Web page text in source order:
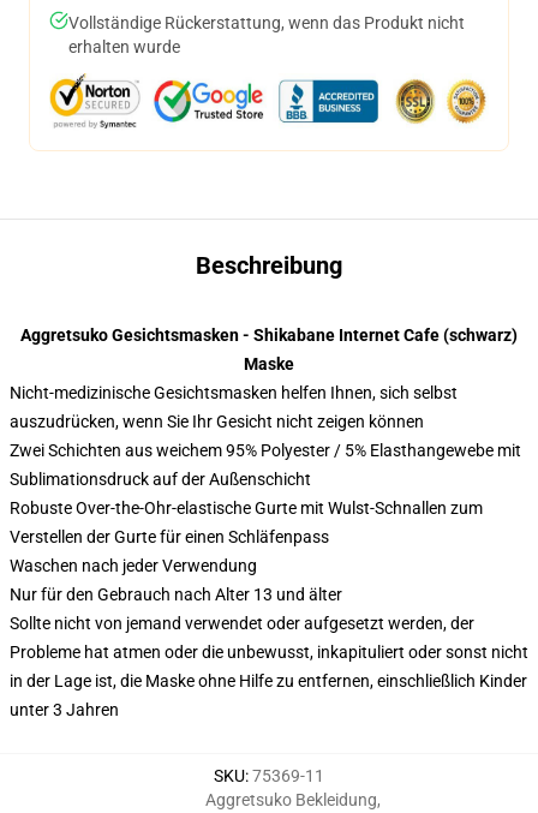
Vollständige Rückerstattung, wenn das Produkt nicht
erhalten wurde
Beschreibung
Aggretsuko Gesichtsmasken - Shikabane Internet Cafe (schwarz)
Maske
Nicht-medizinische Gesichtsmasken helfen Ihnen, sich selbst
auszudrücken, wenn Sie Ihr Gesicht nicht zeigen können
Zwei Schichten aus weichem 95% Polyester / 5% Elasthangewebe mit
Sublimationsdruck auf der Außenschicht
Robuste Over-the-Ohr-elastische Gurte mit Wulst-Schnallen zum
Verstellen der Gurte für einen Schläfenpass
Waschen nach jeder Verwendung
Nur für den Gebrauch nach Alter 13 und älter
Sollte nicht von jemand verwendet oder aufgesetzt werden, der
Probleme hat atmen oder die unbewusst, inkapituliert oder sonst nicht
in der Lage ist, die Maske ohne Hilfe zu entfernen, einschließlich Kinder
unter 3 Jahren
SKU:75369-11
Aggretsuko Bekleidung,